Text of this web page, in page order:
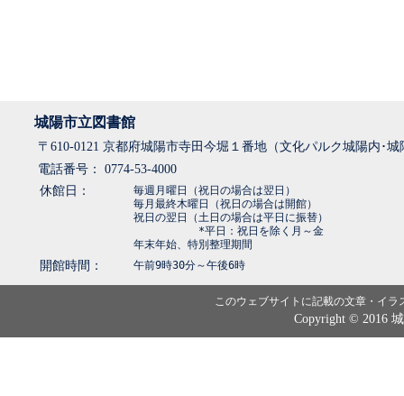
城陽市立図書館
〒610-0121 京都府城陽市寺田今堀１番地（文化パルク城陽内･
電話番号： 0774-53-4000
休館日：
毎週月曜日（祝日の場合は翌日）
毎月最終木曜日（祝日の場合は開館）
祝日の翌日（土日の場合は平日に振替）
*平日：祝日を除く月～金
年末年始、特別整理期間
開館時間： 午前9時30分～午後6時
このウェブサイトに記載の文章・イ
Copyright © 2016